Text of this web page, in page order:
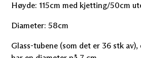
Høyde: 115cm med kjetting/50cm
Diameter: 58cm
Glass-tubene (som det er 36 stk